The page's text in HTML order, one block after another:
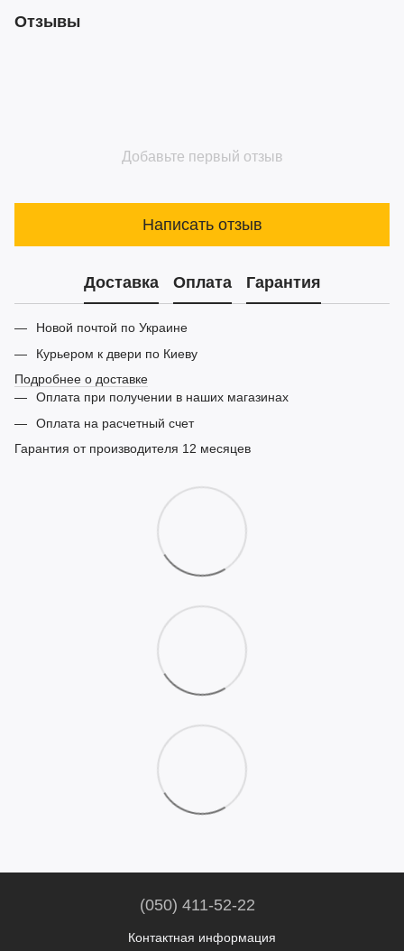
Отзывы
Добавьте первый отзыв
Написать отзыв
Доставка Оплата Гарантия
Новой почтой по Украине
Курьером к двери по Киеву
Подробнее о доставке
Оплата при получении в наших магазинах
Оплата на расчетный счет
Гарантия от производителя 12 месяцев
(050) 411-52-22
Контактная информация